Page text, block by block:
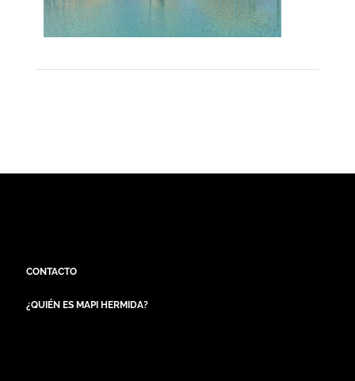
CONTACTO
¿QUIÉN ES MAPI HERMIDA?